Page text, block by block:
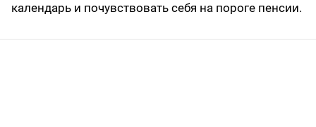
календарь и почувствовать себя на пороге пенсии.